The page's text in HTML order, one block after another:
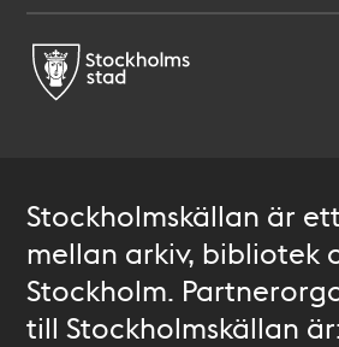
Stockholmskällan är
mellan arkiv, bibliotek
Stockholm.
till Stockholmskällan